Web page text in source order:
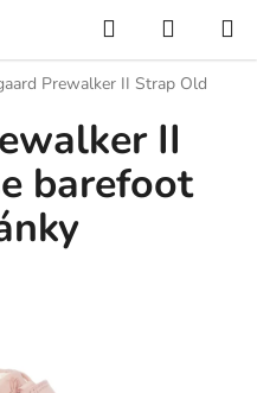
Hľadať
KOŠÍK
Prewalker II Strap Old
II
barefoot